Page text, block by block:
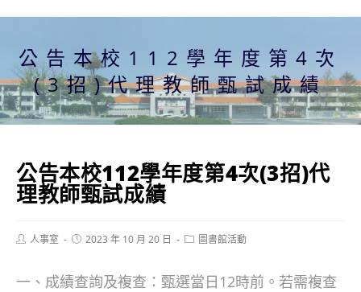
公告本校112學年度第4次
(3招)代理教師甄試成績
公告本校112學年度第4次(3招)代
理教師甄試成績
Post人事室
Post2023 年 10 月 20 日
Post圖書館活動
一、成績查詢及複查：甄選當日12時前。若需複查